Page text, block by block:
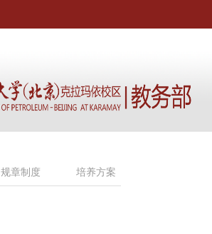
规章制度 培养方案